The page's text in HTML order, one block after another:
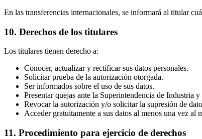
En las transferencias internacionales, se informará al titular
10. Derechos de los titulares
Los titulares tienen derecho a:
Conocer, actualizar y rectificar sus datos personales.
Solicitar prueba de la autorización otorgada.
Ser informados sobre el uso de sus datos.
Presentar quejas ante la Superintendencia de Industria
Revocar la autorización y/o solicitar la supresión de
Acceder gratuitamente a sus datos al menos una vez al
11. Procedimiento para ejercicio de derechos